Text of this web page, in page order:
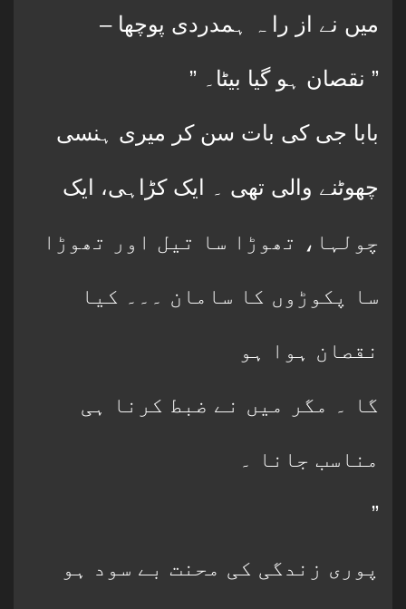
– میں نے از را ہ ہمدردی پوچھا
” نقصان ہو گیا بیٹا۔ ”
بابا جی کی بات سن کر میری ہنسی
چھوٹنے والی تھی ۔ ایک کڑاہی، ایک
چولہا، تھوڑا سا تیل اور تھوڑا
سا پکوڑوں کا سامان ۔۔۔ کیا
نقصان ہوا ہو
گا ۔ مگر میں نے ضبط کرنا ہی
مناسب جانا ۔
”
پوری زندگی کی محنت بے سود ہو